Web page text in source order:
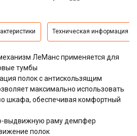
Техническая информация
ЛеМанс применяется для
тумбы
полок с антискользящим
максимально использовать
шкафа, обеспечивая комфортный
выдвижную раму демпфер
полок